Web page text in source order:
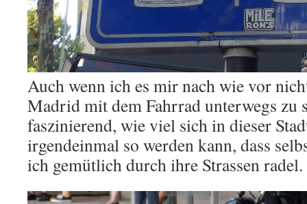
Auch wenn ich es mir nach wie vor
Madrid mit dem Fahrrad unterwegs zu
faszinierend, wie viel sich in dieser
irgendeinmal so werden kann, dass
ich gemütlich durch ihre Strassen radel.